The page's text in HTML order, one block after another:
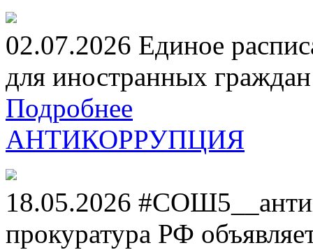
02.07.2026 Единое
для иностранных
Подробнее
АНТИКОРРУПЦИЯ
18.05.2026
прокуратура РФ